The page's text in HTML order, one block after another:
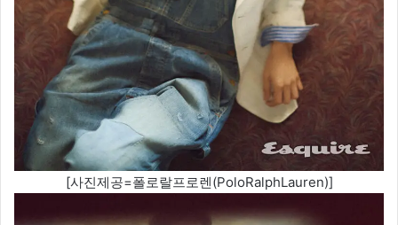
[사진제공=폴로랄프로렌(PoloRalphLauren)]